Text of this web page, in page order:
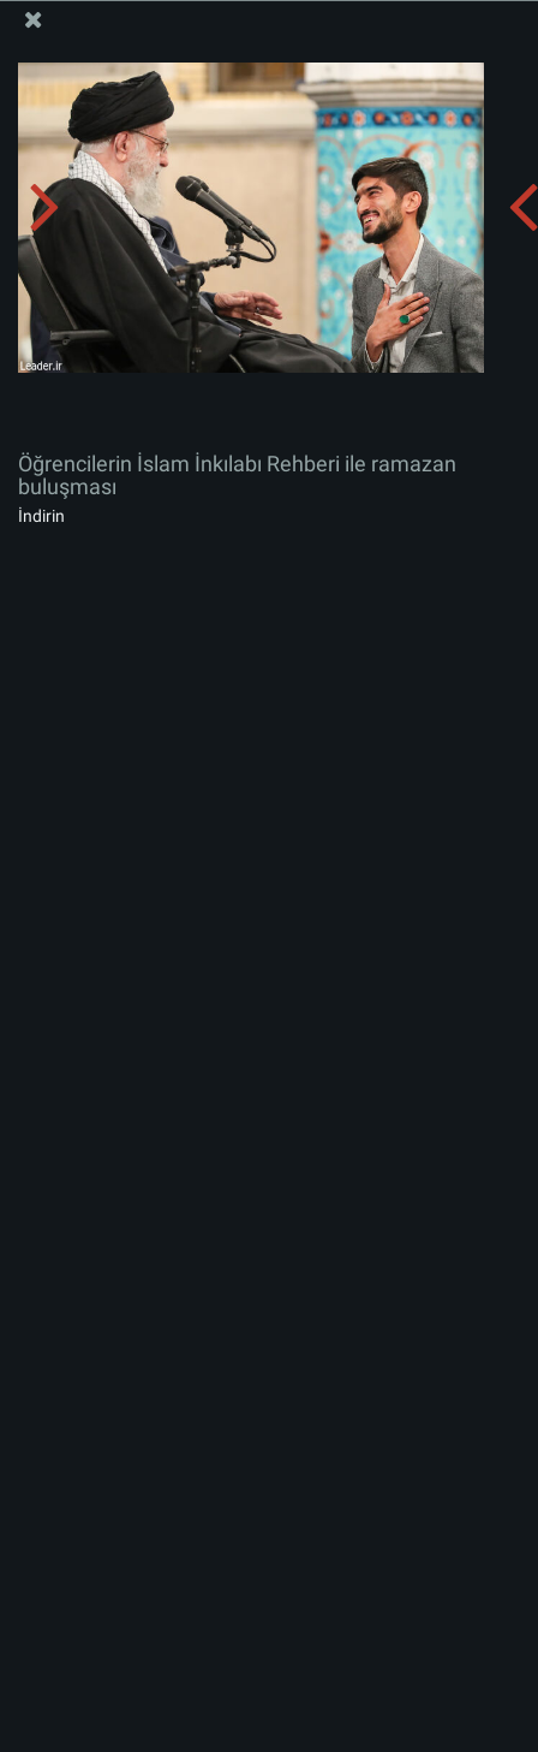
Öğrencilerin İslam İnkılabı Rehberi ile ramazan
buluşması
Albümü indirin:
Öğrencilerin İslam İnkılabı Rehberi ile ramazan
buluşması
İndirin